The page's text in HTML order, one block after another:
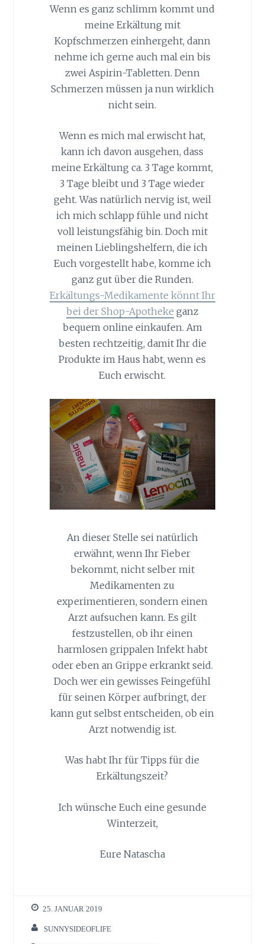
Wenn es ganz schlimm kommt und
meine Erkältung mit
Kopfschmerzen einhergeht, dann
nehme ich gerne auch mal ein bis
zwei Aspirin-Tabletten. Denn
Schmerzen müssen ja nun wirklich
nicht sein.
Wenn es mich mal erwischt hat,
kann ich davon ausgehen, dass
meine Erkältung ca. 3 Tage kommt,
3 Tage bleibt und 3 Tage wieder
geht. Was natürlich nervig ist, weil
ich mich schlapp fühle und nicht
voll leistungsfähig bin. Doch mit
meinen Lieblingshelfern, die ich
Euch vorgestellt habe, komme ich
ganz gut über die Runden.
Erkältungs-Medikamente könnt Ihr
bei der Shop-Apotheke ganz
bequem online einkaufen. Am
besten rechtzeitig, damit Ihr die
Produkte im Haus habt, wenn es
Euch erwischt.
An dieser Stelle sei natürlich
erwähnt, wenn Ihr Fieber
bekommt, nicht selber mit
Medikamenten zu
experimentieren, sondern einen
Arzt aufsuchen kann. Es gilt
festzustellen, ob ihr einen
harmlosen grippalen Infekt habt
oder eben an Grippe erkrankt seid.
Doch wer ein gewisses Feingefühl
für seinen Körper aufbringt, der
kann gut selbst entscheiden, ob ein
Arzt notwendig ist.
Was habt Ihr für Tipps für die
Erkältungszeit?
Ich wünsche Euch eine gesunde
Winterzeit,
Eure Natascha
25. JANUAR 2019
SUNNYSIDEOFLIFE